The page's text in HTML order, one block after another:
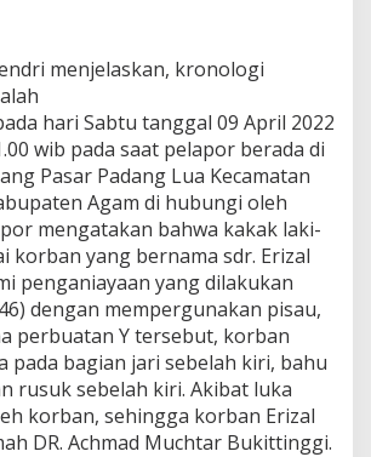
menjelaskan, kronologi
hari Sabtu tanggal 09 April 2022
wib pada saat pelapor berada di
Pasar Padang Lua Kecamatan
Agam di hubungi oleh
mengatakan bahwa kakak laki-
korban yang bernama sdr. Erizal
penganiayaan yang dilakukan
dengan mempergunakan pisau,
perbuatan Y tersebut, korban
pada bagian jari sebelah kiri, bahu
rusuk sebelah kiri. Akibat luka
korban, sehingga korban Erizal
DR. Achmad Muchtar Bukittinggi.